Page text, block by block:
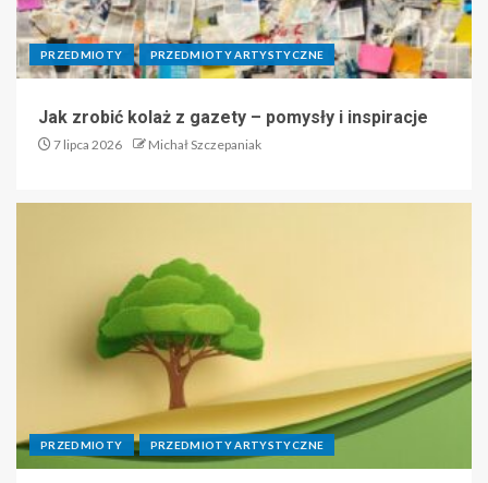
PRZEDMIOTY PRZEDMIOTY ARTYSTYCZNE
Jak zrobić kolaż z gazety – pomysły i inspiracje
7 lipca 2026 Michał Szczepaniak
PRZEDMIOTY PRZEDMIOTY ARTYSTYCZNE